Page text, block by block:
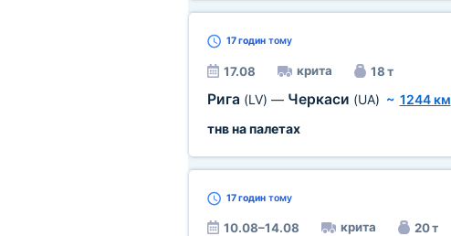
17 годинтому
17.08 крита 18 т
Рига (LV) — Черкаси (UA) ~ 1244 км
тнв на палетах
17 годинтому
10.08–14.08 крита 20 т